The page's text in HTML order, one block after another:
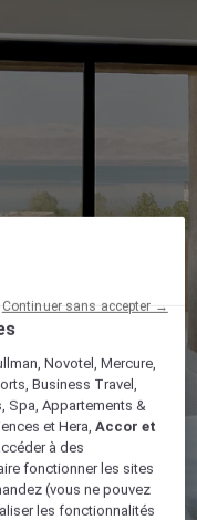
Novotel, Mercure,
Business Travel,
Spa, Appartements &
et Hera,Accor et
à des
fonctionner les sites
(vous ne pouvez
les fonctionnalités
Continuer sans accepter →